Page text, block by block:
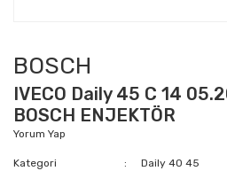
BOSCH
IVECO Daily 45 C 14
BOSCH ENJEKTÖR
Yorum Yap
Kategori
Daily 40 45